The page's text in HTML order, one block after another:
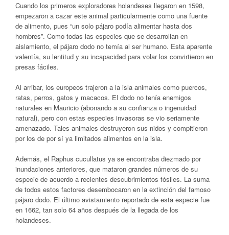
Cuando los primeros exploradores holandeses llegaron en 1598,
empezaron a cazar este animal particularmente como una fuente
de alimento, pues “un solo pájaro podía alimentar hasta dos
hombres”. Como todas las especies que se desarrollan en
aislamiento, el pájaro dodo no temía al ser humano. Esta aparente
valentía, su lentitud y su incapacidad para volar los convirtieron en
presas fáciles.
Al arribar, los europeos trajeron a la isla animales como puercos,
ratas, perros, gatos y macacos. El dodo no tenía enemigos
naturales en Mauricio (abonando a su confianza o ingenuidad
natural), pero con estas especies invasoras se vio seriamente
amenazado. Tales animales destruyeron sus nidos y compitieron
por los de por sí ya limitados alimentos en la isla.
Además, el Raphus cucullatus ya se encontraba diezmado por
inundaciones anteriores, que mataron grandes números de su
especie de acuerdo a recientes descubrimientos fósiles. La suma
de todos estos factores desembocaron en la extinción del famoso
pájaro dodo. El último avistamiento reportado de esta especie fue
en 1662, tan solo 64 años después de la llegada de los
holandeses.